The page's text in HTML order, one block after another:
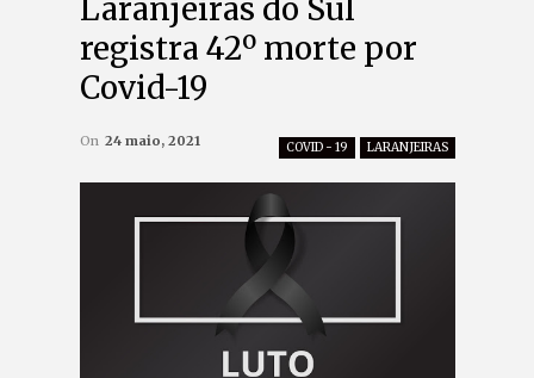
Laranjeiras do Sul
registra 42º morte por
Covid-19
COVID - 19 LARANJEIRAS
On 24 maio, 2021